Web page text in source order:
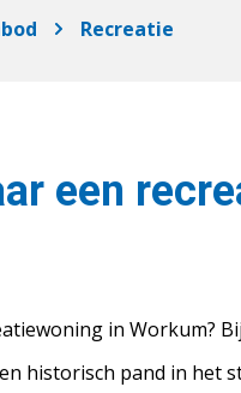
Recreatie
een
in Workum?
historisch pand in het